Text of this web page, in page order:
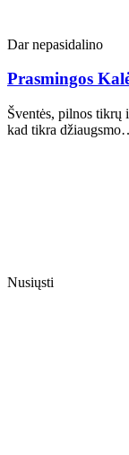
Dar nepasidalino
Prasmingos
Šventės, pilnos tikrų
kad tikra
Nusiųsti